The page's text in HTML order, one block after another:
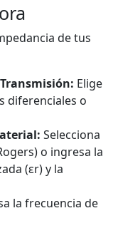
de tus
Elige
diferenciales o
Selecciona
o ingresa la
(εr) y la
la frecuencia de